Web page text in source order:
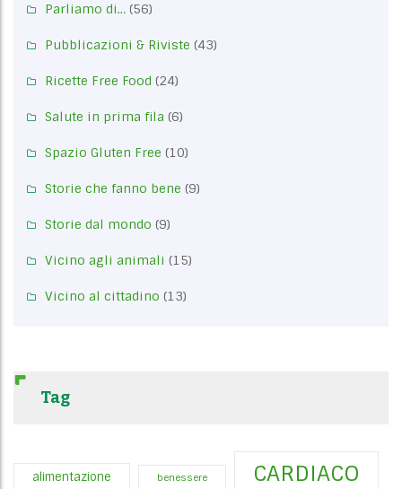
Parliamo di… (56)
Pubblicazioni & Riviste (43)
Ricette Free Food (24)
Salute in prima fila (6)
Spazio Gluten Free (10)
Storie che fanno bene (9)
Storie dal mondo (9)
Vicino agli animali (15)
Vicino al cittadino (13)
Tag
alimentazione benessere CARDIACO